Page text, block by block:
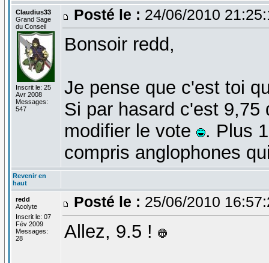
Claudius33
Grand Sage
du Conseil
Inscrit le: 25
Avr 2008
Messages:
547
Posté le : 24/06/2010
Bonsoir redd,
Je pense que c'est toi
Si par hasard c'est
modifier le vote
. Plus
compris anglophones
Revenir en
haut
redd
Acolyte
Inscrit le: 07
Fév 2009
Messages:
28
Posté le : 25/06/2010
Allez, 9.5 !